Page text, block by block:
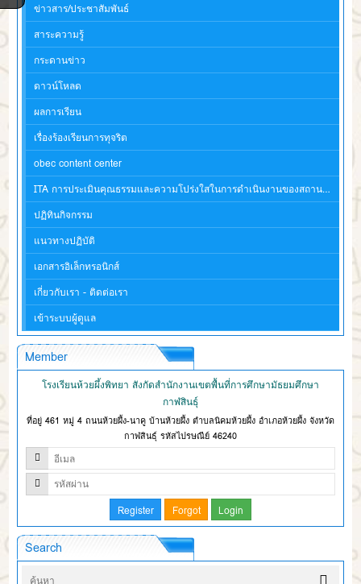
ข่าวสาร/ประชาสัมพันธ์
สาระความรู้
กระดานข่าว
ดาวน์โหลด
ผลการเรียน
เรื่องร้องเรียนการทุจริต
obec content center
ITA การประเมินคุณธรรมและความโปร่งใสในการดำเนินงานของสถานศึกษา
ปฏิทินกิจกรรม
แนวทางปฏิบัติ
เอกสารอิเล็กทรอนิกส์
เกี่ยวกับเรา - ติดต่อเรา
เข้าระบบผู้ดูแล
Member
โรงเรียนห้วยผึ้งพิทยา สังกัดสำนักงานเขตพื้นที่การศึกษามัธยมศึกษา
กาฬสินธุ์
ที่อยู่ 461 หมู่ 4 ถนนห้วยผึ้ง-นาคู บ้านห้วยผึ้ง ตำบลนิคมห้วยผึ้ง อำเภอห้วยผึ้ง จังหวัด
กาฬสินธุ์ รหัสไปรษณีย์ 46240
Search